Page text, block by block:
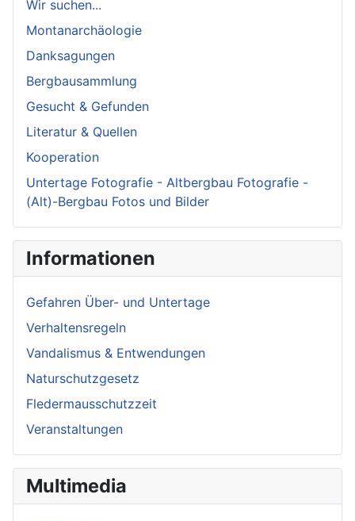
Wir suchen...
Montanarchäologie
Danksagungen
Bergbausammlung
Gesucht & Gefunden
Literatur & Quellen
Kooperation
Untertage Fotografie - Altbergbau Fotografie -
(Alt)-Bergbau Fotos und Bilder
Informationen
Gefahren Über- und Untertage
Verhaltensregeln
Vandalismus & Entwendungen
Naturschutzgesetz
Fledermausschutzzeit
Veranstaltungen
Multimedia